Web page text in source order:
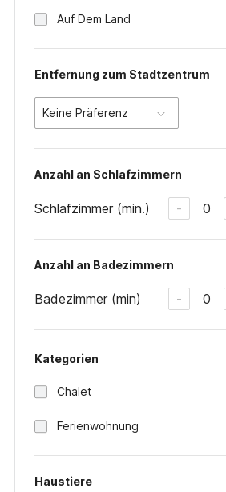
Auf Dem Land
Entfernung zum Stadtzentrum
Keine Präferenz
Anzahl an Schlafzimmern
Schlafzimmer (min.) - 0
Anzahl an Badezimmern
Badezimmer (min) - 0
Kategorien
Chalet
Ferienwohnung
Haustiere